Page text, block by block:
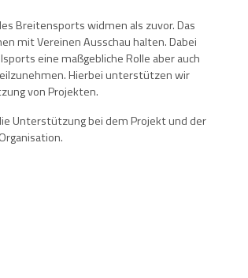
Breitensports widmen als zuvor. Das
mit Vereinen Ausschau halten. Dabei
eine maßgebliche Rolle aber auch
Hierbei unterstützen wir
von Projekten.
Unterstützung bei dem Projekt und der